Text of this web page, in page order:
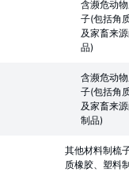
含濒危动
子(包括角
及家畜来
品)
含濒危动
子(包括角
及家畜来
制品)
其他材料制梳
质橡胶、塑料